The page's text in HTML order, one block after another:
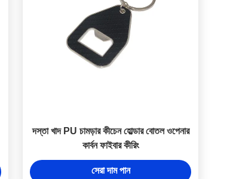
দস্তা খাদ PU চামড়ার কীচেন হোল্ডার বোতল ওপেনার
কার্বন ফাইবার কীরিং
সেরা দাম পান